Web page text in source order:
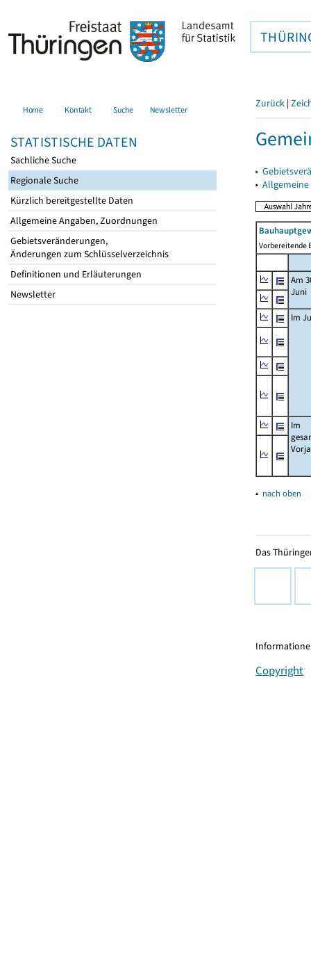
Home Kontakt Suche Newsletter
STATISTISCHE DATEN
Sachliche Suche
Regionale Suche
Kürzlich bereitgestellte Daten
Allgemeine Angaben, Zuordnungen
Gebietsveränderungen,
Änderungen zum Schlüsselverzeichnis
Definitionen und Erläuterungen
Newsletter
Zurück |
▸
▸
Vorbereitende
Am
Juni
Im
Im
▴ nach oben
Das
Copyright